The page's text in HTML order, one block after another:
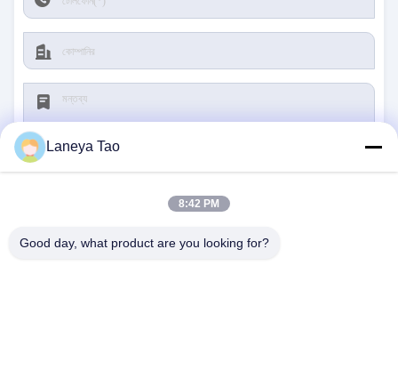
জমা দিন
Laneya Tao
8:42 PM
Good day, what product are you looking for?